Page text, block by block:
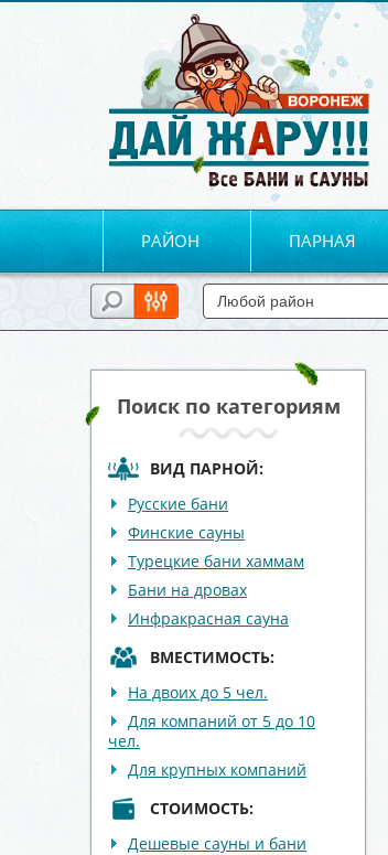
РАЙОН ПАРНАЯ
Поиск по категориям
ВИД ПАРНОЙ:
Русские бани
Финские сауны
Турецкие бани хаммам
Бани на дровах
Инфракрасная сауна
ВМЕСТИМОСТЬ:
На двоих до 5 чел.
Для компаний от 5 до 10
чел.
Для крупных компаний
СТОИМОСТЬ:
Дешевые сауны и бани